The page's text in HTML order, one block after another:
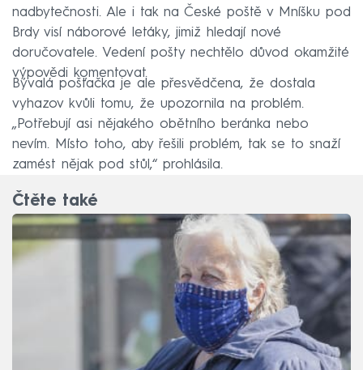
nadbytečnosti. Ale i tak na České poště v Mníšku pod
Brdy visí náborové letáky, jimiž hledají nové
doručovatele. Vedení pošty nechtělo důvod okamžité
výpovědi komentovat.
Bývalá pošťačka je ale přesvědčena, že dostala
vyhazov kvůli tomu, že upozornila na problém.
„Potřebují asi nějakého obětního beránka nebo
nevím. Místo toho, aby řešili problém, tak se to snaží
zamést nějak pod stůl,“ prohlásila.
Čtěte také